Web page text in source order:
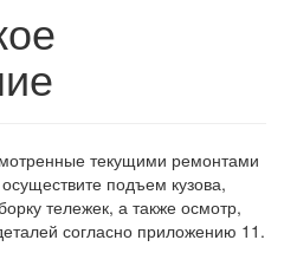
текущими ремонтами
подъем кузова,
тележек, а также осмотр,
согласно приложению 11.